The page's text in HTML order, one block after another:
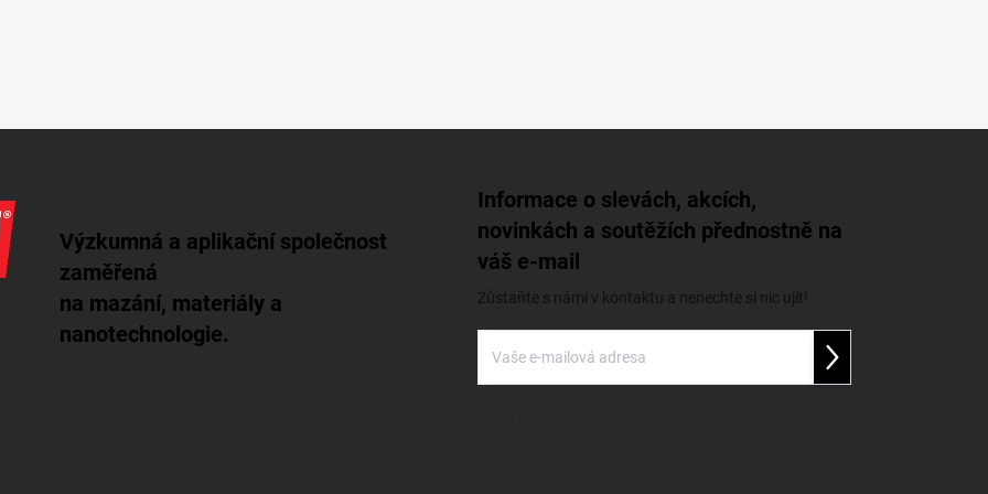
Výzkumná a aplikační společnost
zaměřená
na mazání, materiály a
nanotechnologie.
Informace o slevách, akcích,
novinkách a soutěžích přednostně na
váš e-mail
Zůstaňte s námi v kontaktu a nenechte si nic ujít!
Přihlásit se